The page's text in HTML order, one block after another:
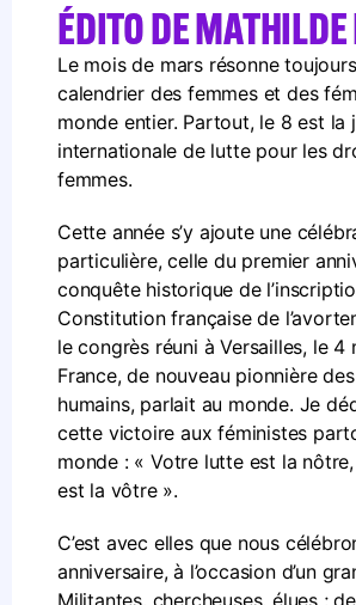
ÉDITO DE
Le mois de mars résonne
calendrier des femmes et des
monde entier. Partout, le 8 est la
internationale de lutte pour les
femmes.
Cette année s’y ajoute une
particulière, celle du premier
conquête historique de
Constitution française de
le congrès réuni à Versailles, le 4
France, de nouveau pionnière
humains, parlait au monde. Je
cette victoire aux féministes
monde : « Votre lutte est la
est la vôtre ».
C’est avec elles que nous
anniversaire, à l’occasion d’un
Militantes, chercheuses, élues ;